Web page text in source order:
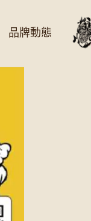
品牌動態